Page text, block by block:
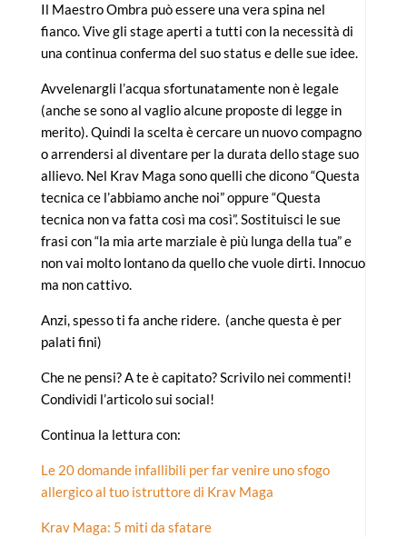
Il Maestro Ombra può essere una vera spina nel
fianco. Vive gli stage aperti a tutti con la necessità di
una continua conferma del suo status e delle sue idee.
Avvelenargli l’acqua sfortunatamente non è legale
(anche se sono al vaglio alcune proposte di legge in
merito). Quindi la scelta è cercare un nuovo compagno
o arrendersi al diventare per la durata dello stage suo
allievo. Nel Krav Maga sono quelli che dicono “Questa
tecnica ce l’abbiamo anche noi” oppure “Questa
tecnica non va fatta così ma così”. Sostituisci le sue
frasi con “la mia arte marziale è più lunga della tua” e
non vai molto lontano da quello che vuole dirti. Innocuo
ma non cattivo.
Anzi, spesso ti fa anche ridere. (anche questa è per
palati fini)
Che ne pensi? A te è capitato? Scrivilo nei commenti!
Condividi l’articolo sui social!
Continua la lettura con:
Le 20 domande infallibili per far venire uno sfogo
allergico al tuo istruttore di Krav Maga
Krav Maga: 5 miti da sfatare